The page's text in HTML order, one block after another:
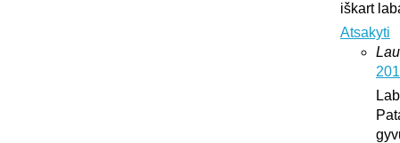
iškart
Atsakyti